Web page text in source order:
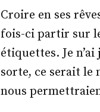
Croire en ses
fois-ci partir sur
étiquettes. Je
sorte, ce serait le
nous